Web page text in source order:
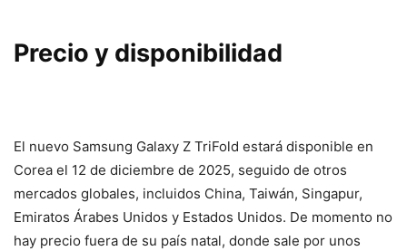
Precio y disponibilidad
El nuevo Samsung Galaxy Z TriFold estará disponible en
Corea el 12 de diciembre de 2025, seguido de otros
mercados globales, incluidos China, Taiwán, Singapur,
Emiratos Árabes Unidos y Estados Unidos. De momento no
hay precio fuera de su país natal, donde sale por unos